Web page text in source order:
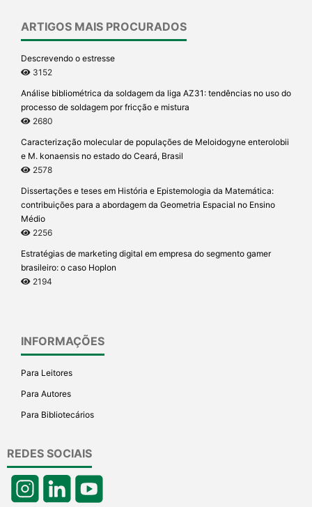
ARTIGOS MAIS PROCURADOS
Descrevendo o estresse
3152
Análise bibliométrica da soldagem da liga AZ31: tendências no uso do
processo de soldagem por fricção e mistura
2680
Caracterização molecular de populações de Meloidogyne enterolobii
e M. konaensis no estado do Ceará, Brasil
2578
Dissertações e teses em História e Epistemologia da Matemática:
contribuições para a abordagem da Geometria Espacial no Ensino
Médio
2256
Estratégias de marketing digital em empresa do segmento gamer
brasileiro: o caso Hoplon
2194
INFORMAÇÕES
Para Leitores
Para Autores
Para Bibliotecários
REDES SOCIAIS